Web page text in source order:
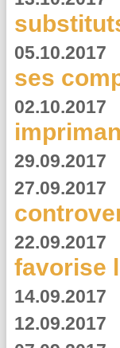
05.10.2017
ses
02.10.2017
29.09.2017
27.09.2017
22.09.2017
favorise
14.09.2017
12.09.2017